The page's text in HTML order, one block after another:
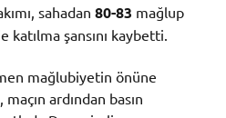
sahadan 80-83 mağlup
katılma şansını kaybetti.
mağlubiyetin önüne
ardından basın